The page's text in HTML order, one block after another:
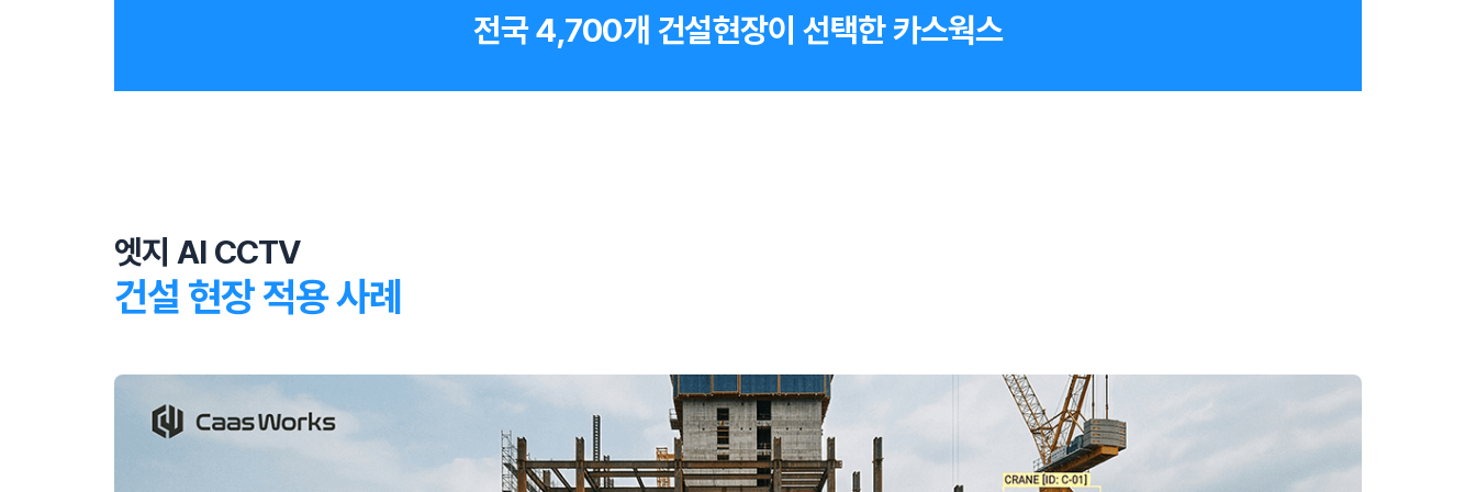
전국 4,700개 건설현장이 선택한 카스웍스
엣지 AI CCTV
건설 현장 적용 사례